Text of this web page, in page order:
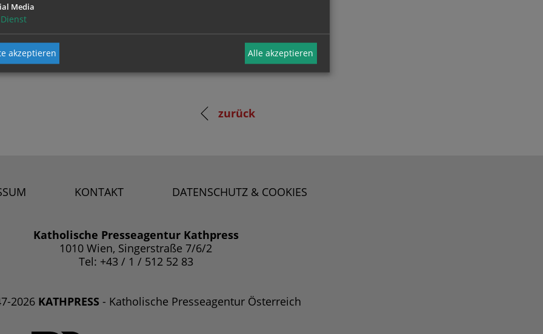
zurück
KONTAKT DATENSCHUTZ & COOKIES
Katholische Presseagentur Kathpress
1010 Wien, Singerstraße 7/6/2
Tel: +43 / 1 / 512 52 83
2026 KATHPRESS - Katholische Presseagentur Österreich
Media
Dienst
akzeptieren Alle akzeptieren